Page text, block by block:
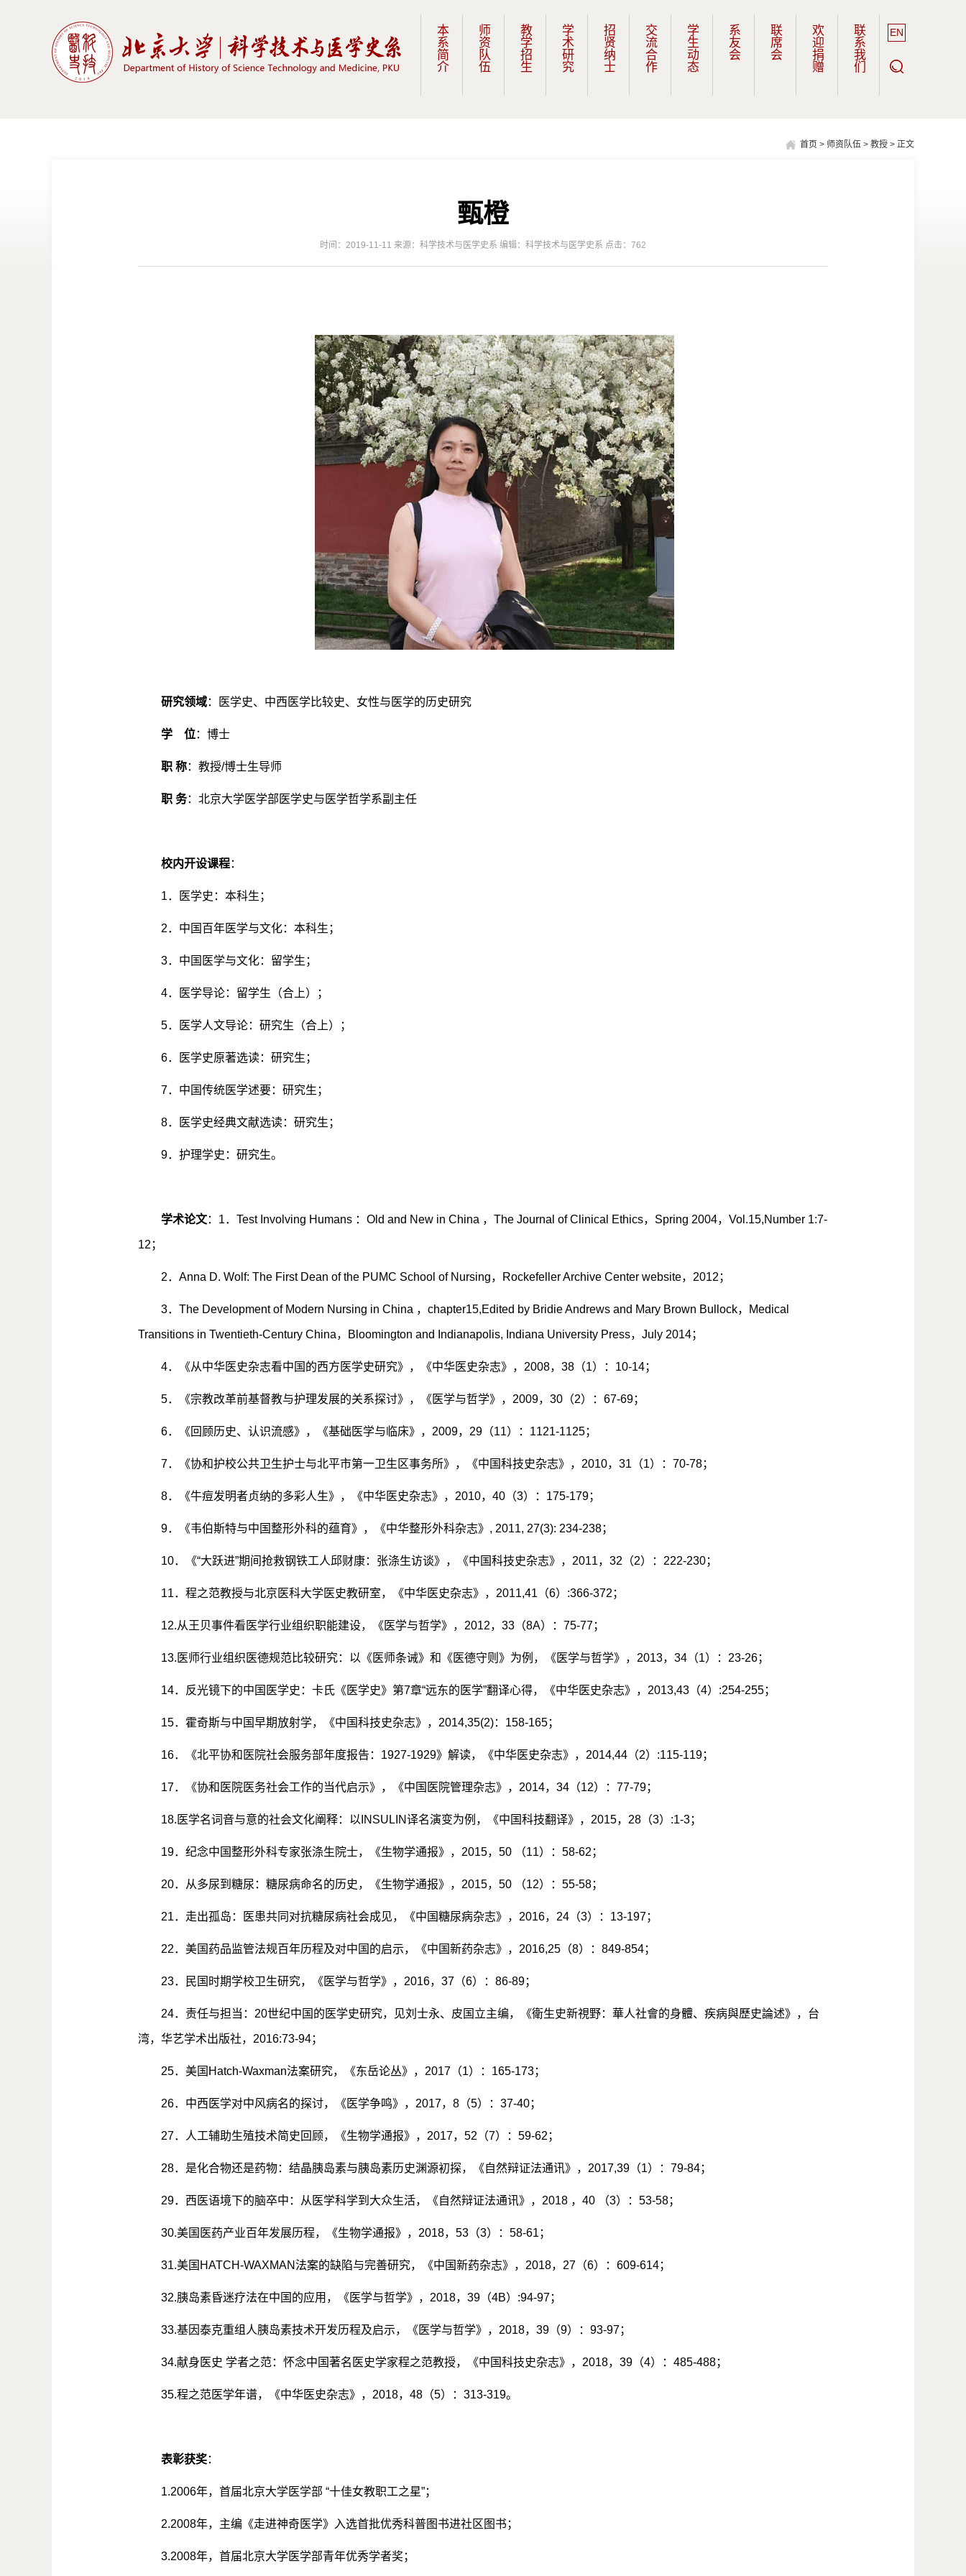
本系简介 师资队伍 教学招生 学术研究 招贤纳士 交流合作 学生动态 系友会 联席会 欢迎捐赠 联系我们 EN
首页 > 师资队伍 > 教授 > 正文
​甄橙
时间：2019-11-11 来源：科学技术与医学史系 编辑：科学技术与医学史系 点击： 762
研究领域：医学史、中西医学比较史、女性与医学的历史研究
学 位：博士
职 称：教授/博士生导师
职 务：北京大学医学部医学史与医学哲学系副主任
校内开设课程：
1．医学史：本科生；
2．中国百年医学与文化：本科生；
3．中国医学与文化：留学生；
4．医学导论：留学生（合上）；
5．医学人文导论：研究生（合上）；
6．医学史原著选读：研究生；
7．中国传统医学述要：研究生；
8．医学史经典文献选读：研究生；
9．护理学史：研究生。
学术论文： 1． Test Involving Humans ： Old and New in China ， The Journal of Clinical Ethics， Spring 2004， Vol.15,Number 1:7-
12 ；
2． Anna D. Wolf: The First Dean of the PUMC School of Nursing， Rockefeller Archive Center website， 2012 ；
3． The Development of Modern Nursing in China ， chapter15,Edited by Bridie Andrews and Mary Brown Bullock， Medical
Transitions in Twentieth-Century China， Bloomington and Indianapolis, Indiana University Press， July 2014；
4．《从中华医史杂志看中国的西方医学史研究》，《中华医史杂志》， 2008， 38 （1）： 10-14；
5．《宗教改革前基督教与护理发展的关系探讨》，《医学与哲学》， 2009， 30 （2）： 67-69；
6．《回顾历史、认识流感》，《基础医学与临床》， 2009， 29 （11）： 1121-1125；
7．《协和护校公共卫生护士与北平市第一卫生区事务所》，《中国科技史杂志》， 2010， 31 （1）： 70-78；
8．《牛痘发明者贞纳的多彩人生》，《中华医史杂志》， 2010， 40 （3）： 175-179；
9．《韦伯斯特与中国整形外科的蕴育》，《中华整形外科杂志》 , 2011, 27(3): 234-238；
10．《“大跃进”期间抢救钢铁工人邱财康：张涤生访谈》，《中国科技史杂志》， 2011， 32 （2）： 222-230；
11．程之范教授与北京医科大学医史教研室，《中华医史杂志》， 2011,41 （6） :366-372 ；
12.从王贝事件看医学行业组织职能建设，《医学与哲学》， 2012， 33 （8A）： 75-77；
13. 医师行业组织医德规范比较研究：以《医师条诫》和《医德守则》为例，《医学与哲学》， 2013， 34 （1）： 23-26；
14．反光镜下的中国医学史：卡氏《医学史》第7章“远东的医学”翻译心得，《中华医史杂志》， 2013,43 （4） :254-255；
15．霍奇斯与中国早期放射学，《中国科技史杂志》， 2014,35(2)： 158-165；
16．《北平协和医院社会服务部年度报告： 1927-1929》解读，《中华医史杂志》， 2014,44 （2） :115-119；
17．《协和医院医务社会工作的当代启示》，《中国医院管理杂志》， 2014， 34 （12）： 77-79；
18. 医学名词音与意的社会文化阐释：以 INSULIN译名演变为例，《中国科技翻译》， 2015， 28 （3） :1-3；
19．纪念中国整形外科专家张涤生院士，《生物学通报》， 2015， 50 （11）： 58-62 ；
20．从多尿到糖尿：糖尿病命名的历史，《生物学通报》， 2015， 50 （12）： 55-58；
21．走出孤岛：医患共同对抗糖尿病社会成见，《中国糖尿病杂志》， 2016， 24 （3）： 13-197；
22．美国药品监管法规百年历程及对中国的启示，《中国新药杂志》， 2016,25 （8）： 849-854；
23．民国时期学校卫生研究，《医学与哲学》， 2016， 37 （6）： 86-89；
24．责任与担当： 20世纪中国的医学史研究，见刘士永、皮国立主编，《衛生史新視野：華人社會的身體、疾病與歷史論述》，台
湾，华艺学术出版社， 2016:73-94；
25．美国 Hatch-Waxman法案研究，《东岳论丛》， 2017 （1）： 165-173；
26．中西医学对中风病名的探讨，《医学争鸣》， 2017， 8 （5）： 37-40；
27．人工辅助生殖技术简史回顾，《生物学通报》， 2017， 52 （7）： 59-62 ；
28．是化合物还是药物：结晶胰岛素与胰岛素历史渊源初探，《自然辩证法通讯》， 2017,39 （1）： 79-84；
29．西医语境下的脑卒中：从医学科学到大众生活，《自然辩证法通讯》， 2018 ， 40 （3）： 53-58；
30.美国医药产业百年发展历程，《生物学通报》， 2018， 53 （3）： 58-61 ；
31.美国 HATCH-WAXMAN法案的缺陷与完善研究，《中国新药杂志》， 2018， 27 （6）： 609-614；
32.胰岛素昏迷疗法在中国的应用，《医学与哲学》， 2018， 39 （4B） :94-97；
33.基因泰克重组人胰岛素技术开发历程及启示，《医学与哲学》， 2018， 39 （9）： 93-97；
34.献身医史 学者之范：怀念中国著名医史学家程之范教授，《中国科技史杂志》， 2018， 39 （4）： 485-488；
35.程之范医学年谱，《中华医史杂志》， 2018， 48 （5）： 313-319。
表彰获奖：
1.2006年，首届北京大学医学部 “十佳女教职工之星”；
2.2008年，主编《走进神奇医学》入选首批优秀科普图书进社区图书；
3.2008年，首届北京大学医学部青年优秀学者奖；